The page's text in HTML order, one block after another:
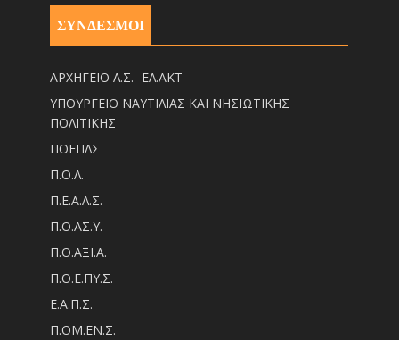
ΣΥΝΔΕΣΜΟΙ
ΑΡΧΗΓΕΙΟ Λ.Σ.- ΕΛ.ΑΚΤ
ΥΠΟΥΡΓΕΙΟ ΝΑΥΤΙΛΙΑΣ ΚΑΙ ΝΗΣΙΩΤΙΚΗΣ
ΠΟΛΙΤΙΚΗΣ
ΠΟΕΠΛΣ
Π.Ο.Λ.
Π.Ε.Α.Λ.Σ.
Π.Ο.ΑΣ.Υ.
Π.Ο.ΑΞΙ.Α.
Π.Ο.Ε.ΠΥ.Σ.
Ε.Α.Π.Σ.
Π.ΟM.EN.Σ.